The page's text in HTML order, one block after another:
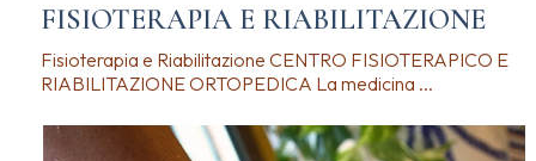
FISIOTERAPIA E RIABILITAZIONE
Fisioterapia e Riabilitazione CENTRO FISIOTERAPICO E
RIABILITAZIONE ORTOPEDICA La medicina ...